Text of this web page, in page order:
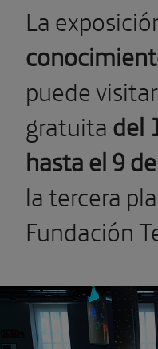
La
puede
gratuitadel
hasta el 9
la tercera
Fundación